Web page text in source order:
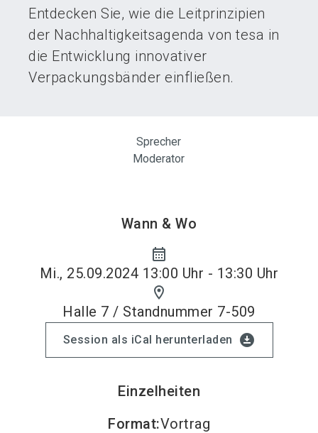
Entdecken Sie, wie die Leitprinzipien
der Nachhaltigkeitsagenda von tesa in
die Entwicklung innovativer
Verpackungsbänder einfließen.
Sprecher
Moderator
Wann & Wo
calendar_month
Mi., 25.09.2024 13:00 Uhr - 13:30 Uhr
location_on
Halle 7 / Standnummer 7-509
Session als iCal herunterladen download_for_offline
Einzelheiten
Format:Vortrag